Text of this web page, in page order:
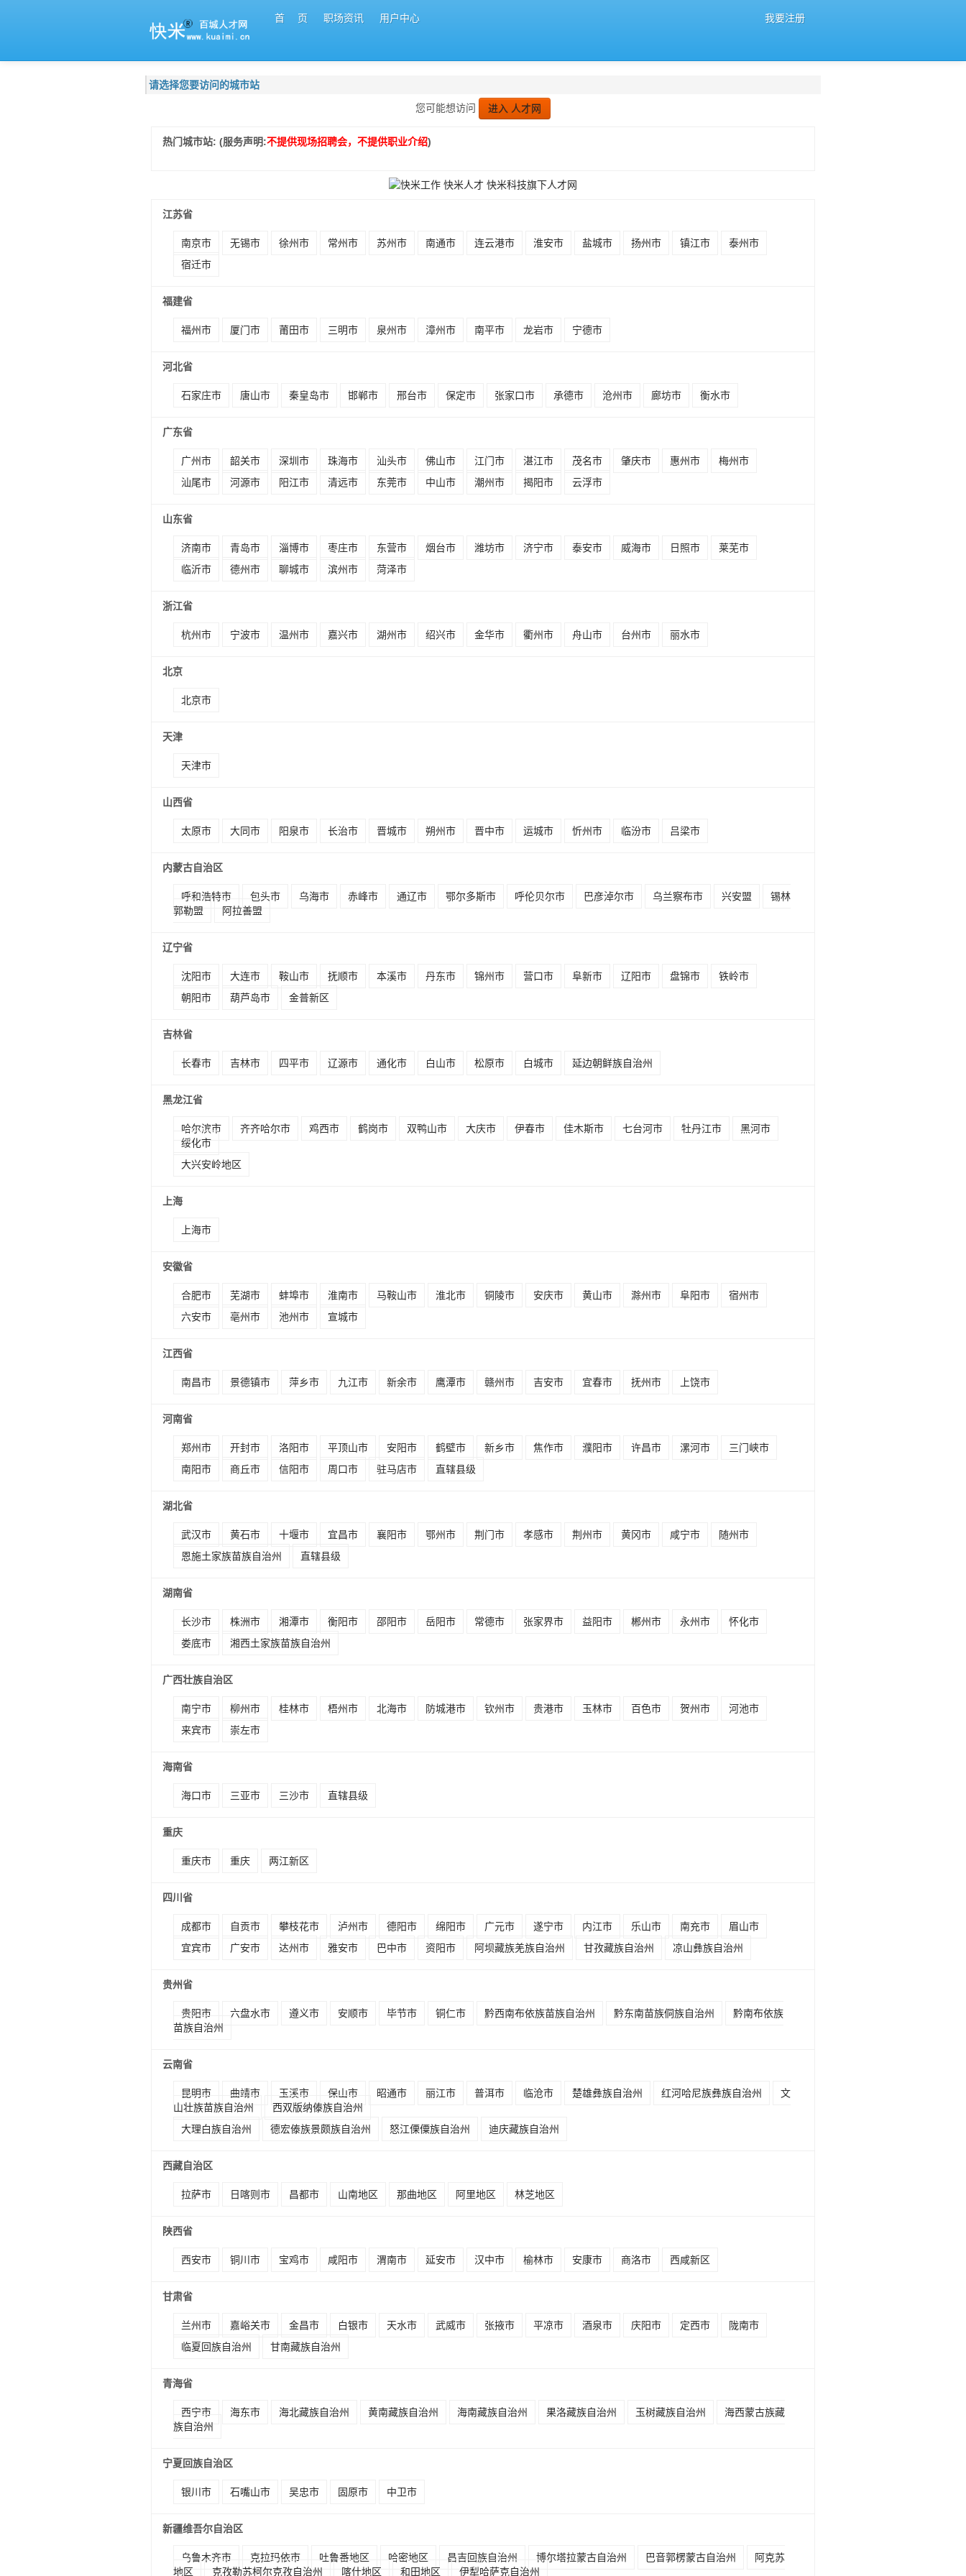
首 页 职场资讯 用户中心 我要注册
请选择您要访问的城市站
您可能想访问
进入 人才网
热门城市站: (服务声明:不提供现场招聘会，不提供职业介绍)
江苏省
南京市 无锡市 徐州市 常州市 苏州市 南通市 连云港市 淮安市 盐城市 扬州市 镇江市
泰州市
宿迁市
福建省
福州市 厦门市 莆田市 三明市 泉州市 漳州市 南平市 龙岩市 宁德市
河北省
石家庄市 唐山市 秦皇岛市 邯郸市 邢台市 保定市 张家口市 承德市 沧州市 廊坊市 衡水市
广东省
广州市 韶关市 深圳市 珠海市 汕头市 佛山市 江门市 湛江市 茂名市 肇庆市 惠州市
梅州市
汕尾市
河源市 阳江市 清远市 东莞市 中山市 潮州市 揭阳市 云浮市
山东省
济南市 青岛市 淄博市 枣庄市 东营市 烟台市 潍坊市 济宁市 泰安市 威海市 日照市
莱芜市
临沂市
德州市 聊城市 滨州市 菏泽市
浙江省
杭州市 宁波市 温州市 嘉兴市 湖州市 绍兴市 金华市 衢州市 舟山市 台州市 丽水市
北京
北京市
天津
天津市
山西省
太原市 大同市 阳泉市 长治市 晋城市 朔州市 晋中市 运城市 忻州市 临汾市 吕梁市
内蒙古自治区
呼和浩特市 包头市 乌海市 赤峰市 通辽市 鄂尔多斯市 呼伦贝尔市 巴彦淖尔市 乌兰察布市 兴安盟
锡林
郭勒盟
阿拉善盟
辽宁省
沈阳市 大连市 鞍山市 抚顺市 本溪市 丹东市 锦州市 营口市 阜新市 辽阳市 盘锦市
铁岭市
朝阳市
葫芦岛市 金普新区
吉林省
长春市 吉林市 四平市 辽源市 通化市 白山市 松原市 白城市 延边朝鲜族自治州
黑龙江省
哈尔滨市 齐齐哈尔市 鸡西市 鹤岗市 双鸭山市 大庆市 伊春市 佳木斯市 七台河市 牡丹江市
黑河市
绥化市
大兴安岭地区
上海
上海市
安徽省
合肥市 芜湖市 蚌埠市 淮南市 马鞍山市 淮北市 铜陵市 安庆市 黄山市 滁州市 阜阳市
宿州市
六安市
亳州市 池州市 宣城市
江西省
南昌市 景德镇市 萍乡市 九江市 新余市 鹰潭市 赣州市 吉安市 宜春市 抚州市 上饶市
河南省
郑州市 开封市 洛阳市 平顶山市 安阳市 鹤壁市 新乡市 焦作市 濮阳市 许昌市 漯河市
三门峡市
南阳市
商丘市 信阳市 周口市 驻马店市 直辖县级
湖北省
武汉市 黄石市 十堰市 宜昌市 襄阳市 鄂州市 荆门市 孝感市 荆州市 黄冈市 咸宁市
随州市
恩施土家族苗族自治州
直辖县级
湖南省
长沙市 株洲市 湘潭市 衡阳市 邵阳市 岳阳市 常德市 张家界市 益阳市 郴州市 永州市
怀化市
娄底市
湘西土家族苗族自治州
广西壮族自治区
南宁市 柳州市 桂林市 梧州市 北海市 防城港市 钦州市 贵港市 玉林市 百色市 贺州市
河池市
来宾市
崇左市
海南省
海口市 三亚市 三沙市 直辖县级
重庆
重庆市 重庆 两江新区
四川省
成都市 自贡市 攀枝花市 泸州市 德阳市 绵阳市 广元市 遂宁市 内江市 乐山市 南充市
眉山市
宜宾市
广安市 达州市 雅安市 巴中市 资阳市 阿坝藏族羌族自治州 甘孜藏族自治州 凉山彝族自治州
贵州省
贵阳市 六盘水市 遵义市 安顺市 毕节市 铜仁市 黔西南布依族苗族自治州 黔东南苗族侗族自治州
黔南布依族
苗族自治州
云南省
昆明市 曲靖市 玉溪市 保山市 昭通市 丽江市 普洱市 临沧市 楚雄彝族自治州 红河哈尼族彝族自治州
文
山壮族苗族自治州
西双版纳傣族自治州
大理白族自治州
德宏傣族景颇族自治州 怒江傈僳族自治州 迪庆藏族自治州
西藏自治区
拉萨市 日喀则市 昌都市 山南地区 那曲地区 阿里地区 林芝地区
陕西省
西安市 铜川市 宝鸡市 咸阳市 渭南市 延安市 汉中市 榆林市 安康市 商洛市 西咸新区
甘肃省
兰州市 嘉峪关市 金昌市 白银市 天水市 武威市 张掖市 平凉市 酒泉市 庆阳市 定西市
陇南市
临夏回族自治州
甘南藏族自治州
青海省
西宁市 海东市 海北藏族自治州 黄南藏族自治州 海南藏族自治州 果洛藏族自治州 玉树藏族自治州
海西蒙古族藏
族自治州
宁夏回族自治区
银川市 石嘴山市 吴忠市 固原市 中卫市
新疆维吾尔自治区
乌鲁木齐市 克拉玛依市 吐鲁番地区 哈密地区 昌吉回族自治州 博尔塔拉蒙古自治州 巴音郭楞蒙古自治州
阿克苏
地区
克孜勒苏柯尔克孜自治州 喀什地区 和田地区 伊犁哈萨克自治州